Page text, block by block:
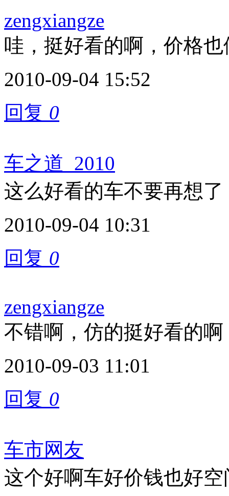
zengxiangze
哇，挺好看的啊，价格也
2010-09-04 15:52
回复 0
车之道_2010
这么好看的车不要再想了
2010-09-04 10:31
回复 0
zengxiangze
不错啊，仿的挺好看的啊
2010-09-03 11:01
回复 0
车市网友
这个好啊车好价钱也好空